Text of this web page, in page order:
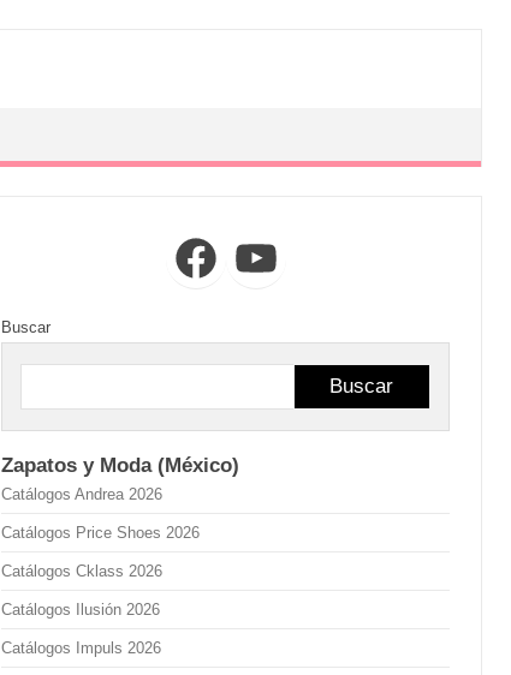
FacebookYouTube
Buscar
Buscar
Zapatos y Moda (México)
Catálogos Andrea 2026
Catálogos Price Shoes 2026
Catálogos Cklass 2026
Catálogos Ilusión 2026
Catálogos Impuls 2026